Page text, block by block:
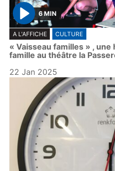
P
l
a
y
6 MIN
A L'AFFICHE CULTURE
« Vaisseau familles » ,
famille au théâtre la
22 Jan 2025